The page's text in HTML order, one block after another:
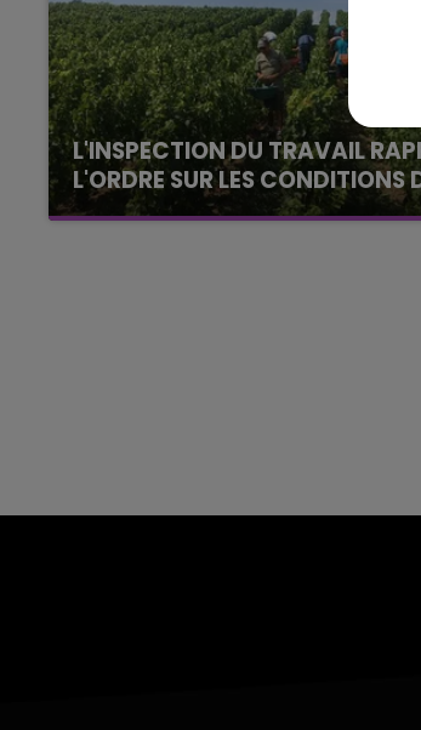
L'INSPECTION DU TRAVAIL
L'ORDRE SUR LES CONDITIONS
Alors que les dates de début des
FM
19h15 - 20h00
LA RADIO POP